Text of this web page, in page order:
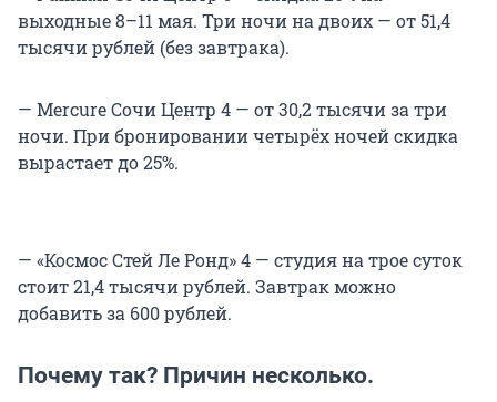
выходные 8–11 мая. Три ночи на двоих — от 51,4
тысячи рублей (без завтрака).
— Mercure Сочи Центр 4 — от 30,2 тысячи за три
ночи. При бронировании четырёх ночей скидка
вырастает до 25%.
— «Космос Стей Ле Ронд» 4 — студия на трое суток
стоит 21,4 тысячи рублей. Завтрак можно
добавить за 600 рублей.
Почему так? Причин несколько.